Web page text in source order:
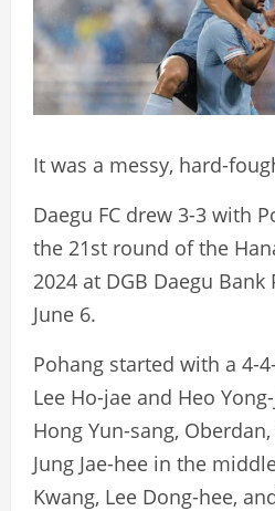
It was a messy, hard-
Daegu FC drew 3-3 with
the 21st round of the
2024 at DGB Daegu
June 6.
Pohang started with a 4-
Lee Ho-jae and Heo
Hong Yun-sang,
Jung Jae-hee in the
Kwang, Lee Dong-hee,